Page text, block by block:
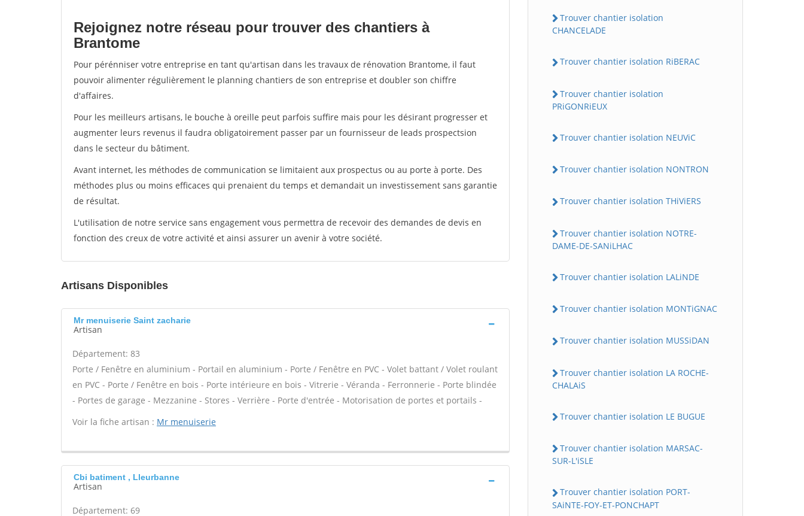
Rejoignez notre réseau pour trouver des chantiers à
Brantome
Pour pérénniser votre entreprise en tant qu'artisan dans les travaux de rénovation Brantome, il faut
pouvoir alimenter régulièrement le planning chantiers de son entreprise et doubler son chiffre
d'affaires.
Pour les meilleurs artisans, le bouche à oreille peut parfois suffire mais pour les désirant progresser et
augmenter leurs revenus il faudra obligatoirement passer par un fournisseur de leads prospectsion
dans le secteur du bâtiment.
Avant internet, les méthodes de communication se limitaient aux prospectus ou au porte à porte. Des
méthodes plus ou moins efficaces qui prenaient du temps et demandait un investissement sans garantie
de résultat.
L'utilisation de notre service sans engagement vous permettra de recevoir des demandes de devis en
fonction des creux de votre activité et ainsi assurer un avenir à votre société.
Artisans Disponibles
Mr menuiserie Saint zacharie
Artisan
Département: 83
Porte / Fenêtre en aluminium - Portail en aluminium - Porte / Fenêtre en PVC - Volet battant / Volet roulant
en PVC - Porte / Fenêtre en bois - Porte intérieure en bois - Vitrerie - Véranda - Ferronnerie - Porte blindée
- Portes de garage - Mezzanine - Stores - Verrière - Porte d'entrée - Motorisation de portes et portails -
Voir la fiche artisan : Mr menuiserie
Cbi batiment , Lleurbanne
Artisan
Département: 69
Trouver chantier isolation
CHANCELADE
Trouver chantier isolation RiBERAC
Trouver chantier isolation
PRiGONRiEUX
Trouver chantier isolation NEUViC
Trouver chantier isolation NONTRON
Trouver chantier isolation THiViERS
Trouver chantier isolation NOTRE-
DAME-DE-SANiLHAC
Trouver chantier isolation LALiNDE
Trouver chantier isolation MONTiGNAC
Trouver chantier isolation MUSSiDAN
Trouver chantier isolation LA ROCHE-
CHALAiS
Trouver chantier isolation LE BUGUE
Trouver chantier isolation MARSAC-
SUR-L'iSLE
Trouver chantier isolation PORT-
SAiNTE-FOY-ET-PONCHAPT